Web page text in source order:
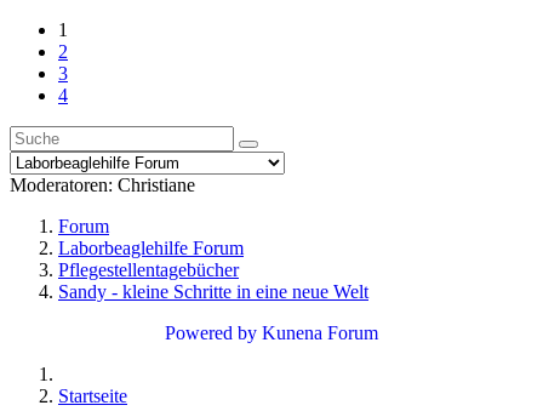
1
2
3
4
Moderatoren: Christiane
Forum
Laborbeaglehilfe Forum
Pflegestellentagebücher
Sandy - kleine Schritte in eine neue Welt
Powered by Kunena Forum
Startseite